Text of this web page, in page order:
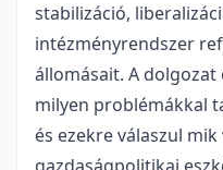
stabilizáció,
intézményrendszer
állomásait. A
milyen problémákkal
és ezekre válaszul